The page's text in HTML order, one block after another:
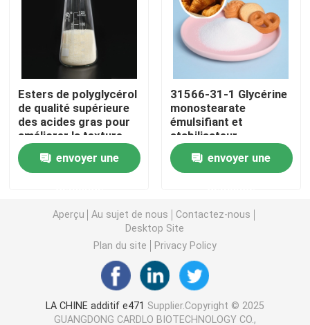
Demandez une citation
Émulsifiant alimentaire E471
Émulsifiant de catégorie comestible
Émulsifiants alimentaires naturels
Mono et diglycérides
Monostéarate de glycérol
Émulsifiant de promoteur de gâteau
Esters de polyglycérol
de qualité supérieure
des acides gras pour
améliorer la texture
par émulsification
supérieureenvoyer une
31566-31-1 Glycérine
monostearate
émulsifiant et
stabilisateur
alimentaire pour une
texture crémeuse
envoyer une
Aperçu Au sujet de nous
Contactez-nous
Desktop Site
Plan du site
Privacy Policy
LA CHINE additif e471 Supplier.Copyright © 2025
GUANGDONG CARDLO BIOTECHNOLOGY CO.,